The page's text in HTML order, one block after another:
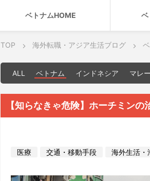
ベトナムHOME ベ
TOP 海外転職・アジア生活ブログ
ALL ベトナム インドネシア マレ
【知らなきゃ危険】ホーチミン
医療 交通・移動手段 海外生活・